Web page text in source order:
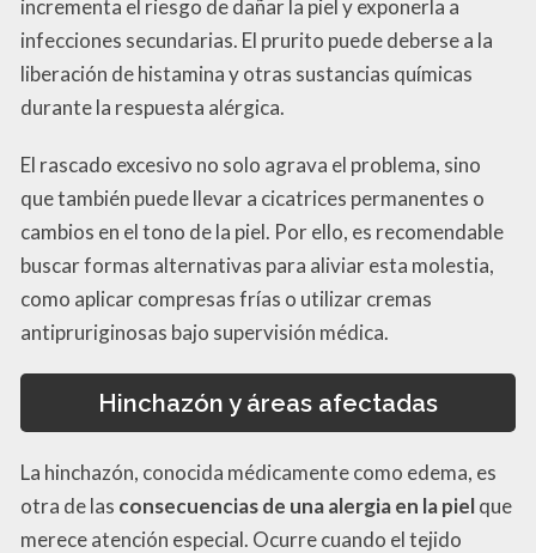
incrementa el riesgo de dañar la piel y exponerla a
infecciones secundarias. El prurito puede deberse a la
liberación de histamina y otras sustancias químicas
durante la respuesta alérgica.
El rascado excesivo no solo agrava el problema, sino
que también puede llevar a cicatrices permanentes o
cambios en el tono de la piel. Por ello, es recomendable
buscar formas alternativas para aliviar esta molestia,
como aplicar compresas frías o utilizar cremas
antipruriginosas bajo supervisión médica.
Hinchazón y áreas afectadas
La hinchazón, conocida médicamente como edema, es
otra de las consecuencias de una alergia en la pielque
merece atención especial. Ocurre cuando el tejido